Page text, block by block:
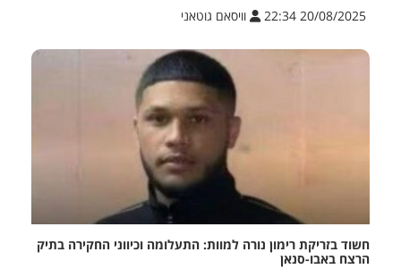
20/08/2025 22:34 וויסאם גוטאני
חשוד בזריקת רימון נורה למוות: התעלומה וכיווני החקירה בתיק
הרצח באבו-סנאן